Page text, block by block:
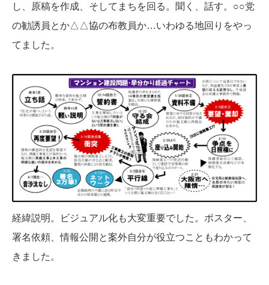
し、原稿を作成、そしてまちを回る。聞く、話す。○○党
の勧誘員とか△△協の布教員か…いわゆる地回りをやっ
てました。
経緯説明。ビジュアル化も大変重要でした。ポスター、
署名依頼、情報公開と案外自分が役立つこともわかって
きました。